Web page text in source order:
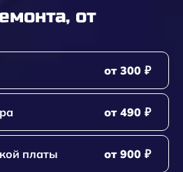
от
от 300 ₽
от 490 ₽
платы от 900 ₽